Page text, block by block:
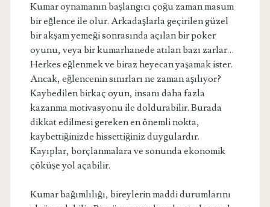
Kumar oynamanın başlangıcı çoğu zaman masum
bir eğlence ile olur. Arkadaşlarla geçirilen güzel
bir akşam yemeği sonrasında açılan bir poker
oyunu, veya bir kumarhanede atılan bazı zarlar…
Herkes eğlenmek ve biraz heyecan yaşamak ister.
Ancak, eğlencenin sınırları ne zaman aşılıyor?
Kaybedilen birkaç oyun, insanı daha fazla
kazanma motivasyonu ile doldurabilir. Burada
dikkat edilmesi gereken en önemli nokta,
kaybettiğinizde hissettiğiniz duygulardır.
Kayıplar, borçlanmalara ve sonunda ekonomik
çöküşe yol açabilir.
Kumar bağımlılığı, bireylerin maddi durumlarını